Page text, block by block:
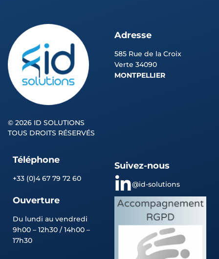
© 2026 ID SOLUTIONS
TOUS DROITS RÉSERVÉS
Adresse
585 Rue de la Croix
Verte 34090
MONTPELLIER
Téléphone
+33 (0)4 67 79 72 60
Ouverture
Du lundi au vendredi
9h00 – 12h30 / 14h00 –
17h30
Suivez-nous
@id-solutions